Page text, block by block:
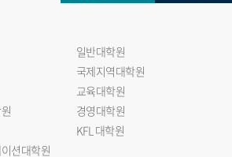
일반대학원
국제지역대학원
교육대학원
경영대학원
KFL 대학원
션대학원